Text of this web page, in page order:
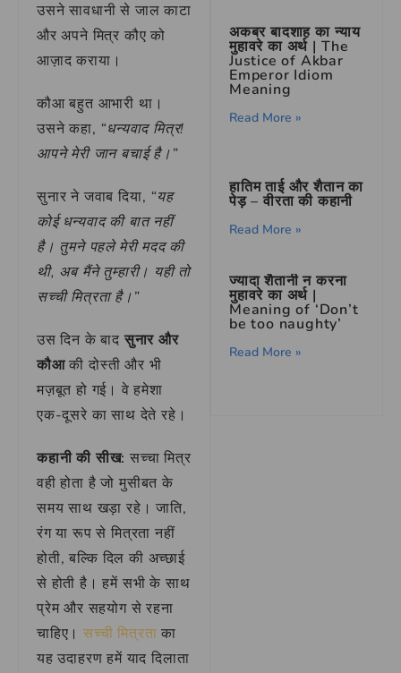
उसने सावधानी से जाल काटा
और अपने मित्र कौए को
आज़ाद कराया।
कौआ बहुत आभारी था।
उसने कहा, “धन्यवाद मित्र!
आपने मेरी जान बचाई है।”
सुनार ने जवाब दिया, “यह
कोई धन्यवाद की बात नहीं
है। तुमने पहले मेरी मदद की
थी, अब मैंने तुम्हारी। यही तो
सच्ची मित्रता है।”
उस दिन के बाद सुनार और
कौआकी दोस्ती और भी
मज़बूत हो गई। वे हमेशा
एक-दूसरे का साथ देते रहे।
कहानी की सीख: सच्चा मित्र
वही होता है जो मुसीबत के
समय साथ खड़ा रहे। जाति,
रंग या रूप से मित्रता नहीं
होती, बल्कि दिल की अच्छाई
से होती है। हमें सभी के साथ
प्रेम और सहयोग से रहना
चाहिए। सच्ची मित्रता का
यह उदाहरण हमें याद दिलाता
अकबर बादशाह का न्याय
मुहावरे का अर्थ | The
Justice of Akbar
Emperor Idiom
Meaning
Read More »
हातिम ताई और शैतान का
पेड़ – वीरता की कहानी
Read More »
ज्यादा शैतानी न करना
मुहावरे का अर्थ |
Meaning of ‘Don’t
be too naughty’
Read More »